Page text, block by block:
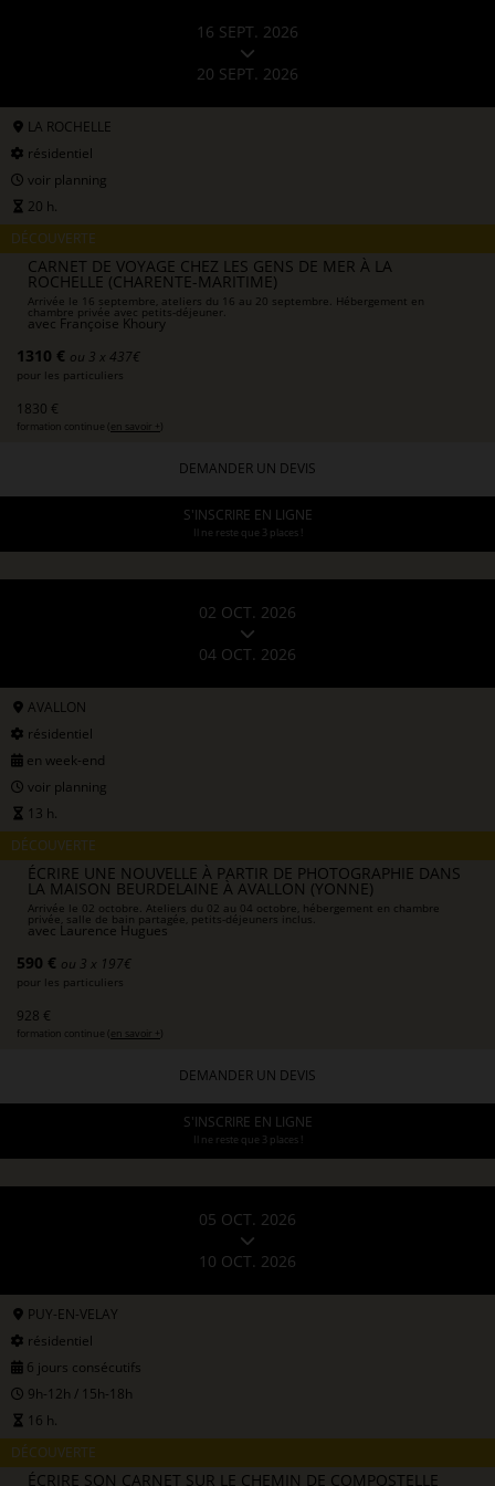
16 SEPT. 2026
20 SEPT. 2026
LA ROCHELLE
résidentiel
voir planning
20 h.
DÉCOUVERTE
CARNET DE VOYAGE CHEZ LES GENS DE MER À LA
ROCHELLE (CHARENTE-MARITIME)
Arrivée le 16 septembre, ateliers du 16 au 20 septembre. Hébergement en
chambre privée avec petits-déjeuner.
avec Françoise Khoury
1310 € ou 3 x 437€
pour les particuliers
1830 €
formation continue ( en savoir + )
DEMANDER UN DEVIS
S'INSCRIRE EN LIGNE
Il ne reste que 3 places !
02 OCT. 2026
04 OCT. 2026
AVALLON
résidentiel
en week-end
voir planning
13 h.
DÉCOUVERTE
ÉCRIRE UNE NOUVELLE À PARTIR DE PHOTOGRAPHIE DANS
LA MAISON BEURDELAINE À AVALLON (YONNE)
Arrivée le 02 octobre. Ateliers du 02 au 04 octobre, hébergement en chambre
privée, salle de bain partagée, petits-déjeuners inclus.
avec Laurence Hugues
590 € ou 3 x 197€
pour les particuliers
928 €
formation continue ( en savoir + )
DEMANDER UN DEVIS
S'INSCRIRE EN LIGNE
Il ne reste que 3 places !
05 OCT. 2026
10 OCT. 2026
PUY-EN-VELAY
résidentiel
6 jours consécutifs
9h-12h / 15h-18h
16 h.
DÉCOUVERTE
ÉCRIRE SON CARNET SUR LE CHEMIN DE COMPOSTELLE